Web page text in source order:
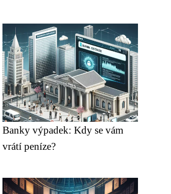
Banky výpadek: Kdy se vám
vrátí peníze?